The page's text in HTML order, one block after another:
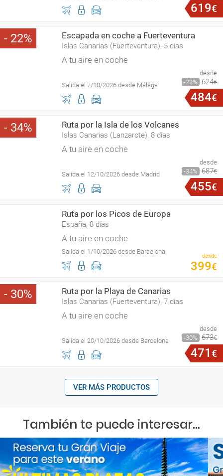
619€
22 Escapada en coche a Fuerteventura
Islas Canarias (Fuerteventura), 5 días
A tu aire en coche
Salida el 7/10/2026 desde Málaga
desde
22
624€
484€
34 Ruta por la Isla de los Volcanes
Islas Canarias (Lanzarote), 8 días
A tu aire en coche
Salida el 12/10/2026 desde Madrid
desde
34
687€
455€
Ruta por los Picos de Europa
España, 8 días
A tu aire en coche
Salida el 1/10/2026 desde Barcelona
desde
399€
30 Ruta por la Playa de Canarias
Islas Canarias (Fuerteventura), 7 días
A tu aire en coche
Salida el 20/10/2026 desde Barcelona
desde
30
673€
471 €
VER MÁS PRODUCTOS
También te puede interesar...